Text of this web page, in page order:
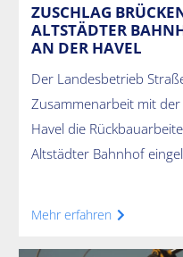
ZUSCHLAG
ALTSTÄDTER
AN DER HAVEL
Der Landesbetrieb
Zusammenarbeit mit
Havel die
Altstädter Bahnhof
Mehr erfahren